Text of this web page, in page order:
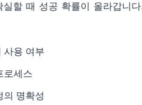
할 때 성공 확률이 올라갑니
사용 여부
로세스
의 명확성